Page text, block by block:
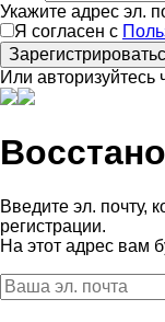
Укажите адрес эл.
Я согласен с
Или авторизуйтесь
Введите эл. почту,
регистрации.
На этот адрес вам